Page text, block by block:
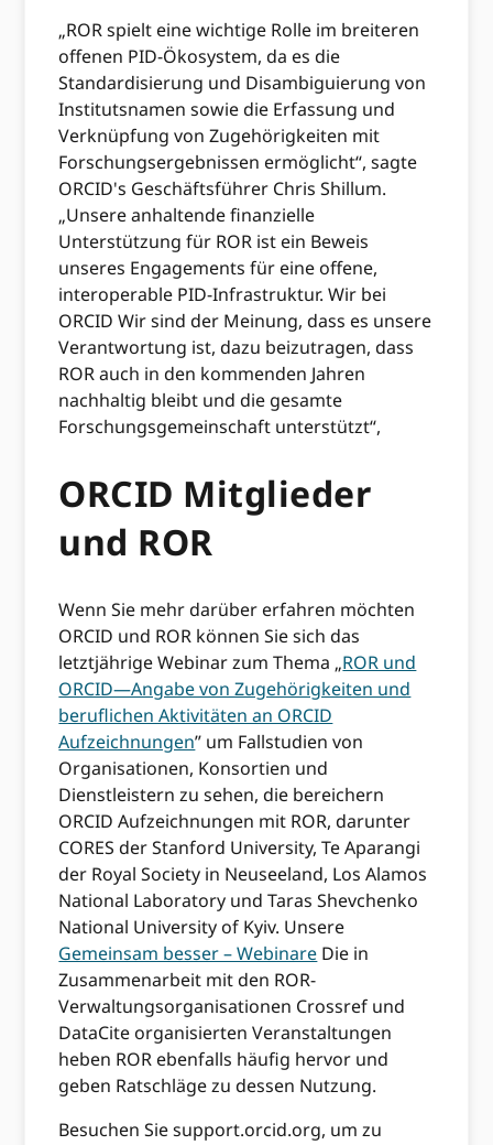
„ROR spielt eine wichtige Rolle im breiteren
offenen PID-Ökosystem, da es die
Standardisierung und Disambiguierung von
Institutsnamen sowie die Erfassung und
Verknüpfung von Zugehörigkeiten mit
Forschungsergebnissen ermöglicht“, sagte
ORCID's Geschäftsführer Chris Shillum.
„Unsere anhaltende finanzielle
Unterstützung für ROR ist ein Beweis
unseres Engagements für eine offene,
interoperable PID-Infrastruktur. Wir bei
ORCID Wir sind der Meinung, dass es unsere
Verantwortung ist, dazu beizutragen, dass
ROR auch in den kommenden Jahren
nachhaltig bleibt und die gesamte
Forschungsgemeinschaft unterstützt“,
ORCID Mitglieder
und ROR
Wenn Sie mehr darüber erfahren möchten
ORCID und ROR können Sie sich das
letztjährige Webinar zum Thema „ROR und
ORCID—Angabe von Zugehörigkeiten und
beruflichen Aktivitäten an ORCID
Aufzeichnungen” um Fallstudien von
Organisationen, Konsortien und
Dienstleistern zu sehen, die bereichern
ORCID Aufzeichnungen mit ROR, darunter
CORES der Stanford University, Te Aparangi
der Royal Society in Neuseeland, Los Alamos
National Laboratory und Taras Shevchenko
National University of Kyiv. Unsere
Gemeinsam besser – Webinare Die in
Zusammenarbeit mit den ROR-
Verwaltungsorganisationen Crossref und
DataCite organisierten Veranstaltungen
heben ROR ebenfalls häufig hervor und
geben Ratschläge zu dessen Nutzung.
Besuchen Sie support.orcid.org, um zu